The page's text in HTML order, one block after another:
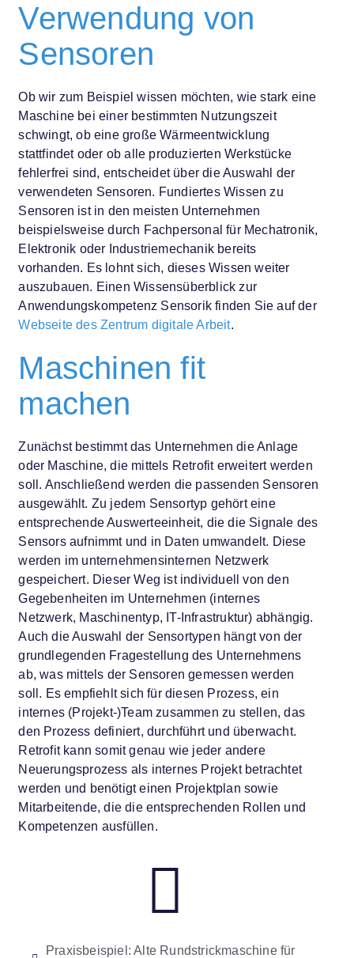
Verwendung von
Sensoren
Ob wir zum Beispiel wissen möchten, wie stark eine
Maschine bei einer bestimmten Nutzungszeit
schwingt, ob eine große Wärmeentwicklung
stattfindet oder ob alle produzierten Werkstücke
fehlerfrei sind, entscheidet über die Auswahl der
verwendeten Sensoren. Fundiertes Wissen zu
Sensoren ist in den meisten Unternehmen
beispielsweise durch Fachpersonal für Mechatronik,
Elektronik oder Industriemechanik bereits
vorhanden. Es lohnt sich, dieses Wissen weiter
auszubauen. Einen Wissensüberblick zur
Anwendungskompetenz Sensorik finden Sie auf der
Webseite des Zentrum digitale Arbeit.
Maschinen fit
machen
Zunächst bestimmt das Unternehmen die Anlage
oder Maschine, die mittels Retrofit erweitert werden
soll. Anschließend werden die passenden Sensoren
ausgewählt. Zu jedem Sensortyp gehört eine
entsprechende Auswerteeinheit, die die Signale des
Sensors aufnimmt und in Daten umwandelt. Diese
werden im unternehmensinternen Netzwerk
gespeichert. Dieser Weg ist individuell von den
Gegebenheiten im Unternehmen (internes
Netzwerk, Maschinentyp, IT-Infrastruktur) abhängig.
Auch die Auswahl der Sensortypen hängt von der
grundlegenden Fragestellung des Unternehmens
ab, was mittels der Sensoren gemessen werden
soll. Es empfiehlt sich für diesen Prozess, ein
internes (Projekt-)Team zusammen zu stellen, das
den Prozess definiert, durchführt und überwacht.
Retrofit kann somit genau wie jeder andere
Neuerungsprozess als internes Projekt betrachtet
werden und benötigt einen Projektplan sowie
Mitarbeitende, die die entsprechenden Rollen und
Kompetenzen ausfüllen.
Praxisbeispiel: Alte Rundstrickmaschine für